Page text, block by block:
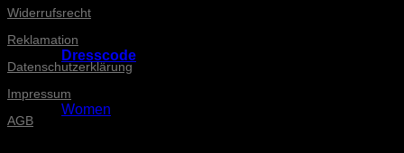
Dresscode
Women
Widerrufsrecht
Reklamation
Datenschutzerklärung
Impressum
AGB